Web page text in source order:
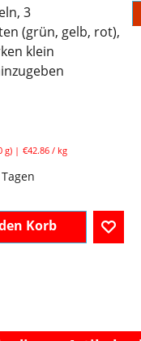
3
(grün, gelb, rot),
klein
MwSt
g €42.86
Korb